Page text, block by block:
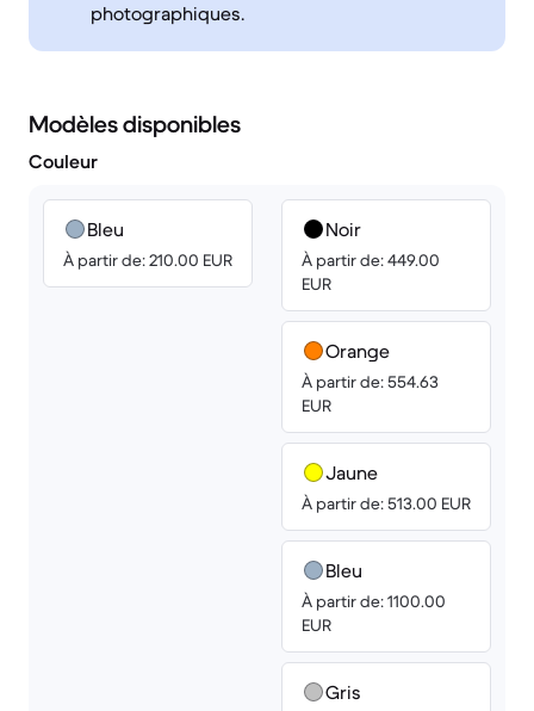
photographiques.
Modèles disponibles
Couleur
Bleu
À partir de: 210.00 EUR
Noir
À partir de: 449.00
EUR
Orange
À partir de: 554.63
EUR
Jaune
À partir de: 513.00 EUR
Bleu
À partir de: 1100.00
EUR
Gris